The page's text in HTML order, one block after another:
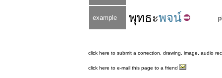
example พุทธะพจน์
click here to submit a correction, drawing, image, audio
click here to e-mail this page to a friend